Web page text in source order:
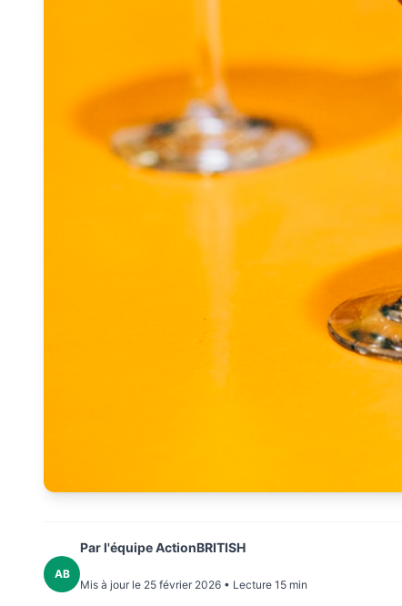
AB
Par l'équipe ActionBRITISH
Mis à jour le 25 février 2026 • Lecture 15 min